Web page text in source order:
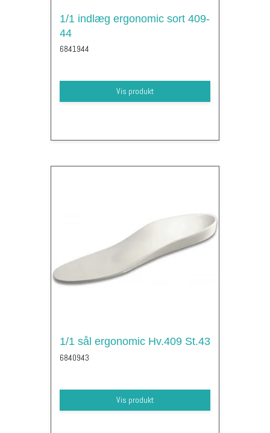
1/1 indlæg ergonomic sort 409-
44
6841944
Vis produkt
1/1 sål ergonomic Hv.409 St.43
6840943
Vis produkt